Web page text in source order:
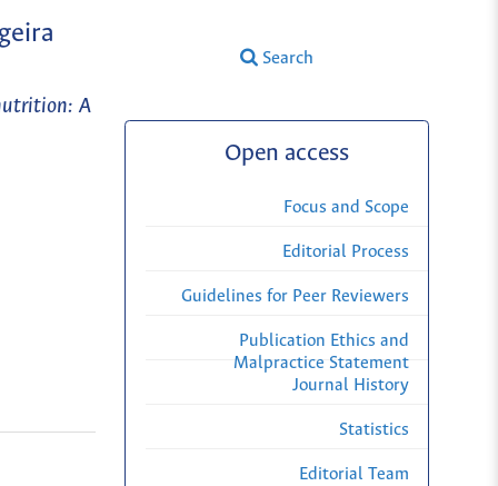
Search
A
Open access
Focus and Scope
Editorial Process
Guidelines for Peer Reviewers
Publication Ethics and
Malpractice Statement
Journal History
Statistics
Editorial Team